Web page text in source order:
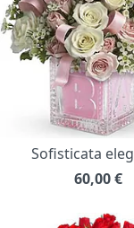
Sofisticata
60,00€